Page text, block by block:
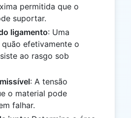
permitida que o
suportar.
ligamento: Uma
efetivamente o
ao rasgo sob
: A tensão
o material pode
falhar.